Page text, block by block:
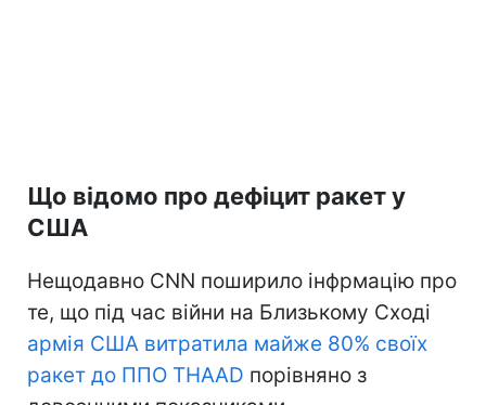
Що відомо про дефіцит ракет у
США
Нещодавно CNN поширило інфрмацію про
те, що під час війни на Близькому Сході
армія США витратила майже 80% своїх
ракет до ППО THAAD порівняно з